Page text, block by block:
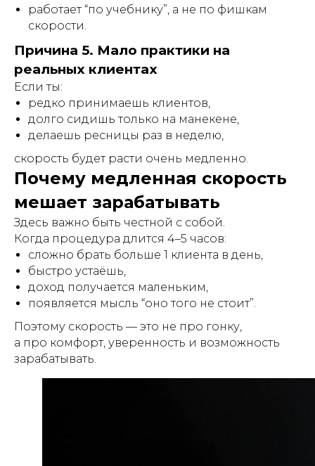
работает “по учебнику”, а не по фишкам
скорости.
Причина 5. Мало практики на
реальных клиентах
Если ты:
редко принимаешь клиентов,
долго сидишь только на манекене,
делаешь ресницы раз в неделю,
скорость будет расти очень медленно.
Почему медленная скорость
мешает зарабатывать
Здесь важно быть честной с собой.
Когда процедура длится 4–5 часов:
сложно брать больше 1 клиента в день,
быстро устаёшь,
доход получается маленьким,
появляется мысль “оно того не стоит”.
Поэтому скорость — это не про гонку,
а про комфорт, уверенность и возможность
зарабатывать.